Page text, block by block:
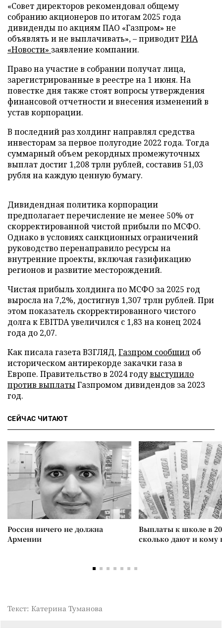
«Совет директоров рекомендовал общему
собранию акционеров по итогам 2025 года
дивиденды по акциям ПАО «Газпром» не
объявлять и не выплачивать», – приводитРИА
«Новости» заявление компании.
Право на участие в собрании получат лица,
зарегистрированные в реестре на 1 июня. На
повестке дня также стоят вопросы утверждения
финансовой отчетности и внесения изменений в
устав корпорации.
В последний раз холдинг направлял средства
инвесторам за первое полугодие 2022 года. Тогда
суммарный объем рекордных промежуточных
выплат достиг 1,208 трлн рублей, составив 51,03
рубля на каждую ценную бумагу.
Дивидендная политика корпорации
предполагает перечисление не менее 50% от
скорректированной чистой прибыли по МСФО.
Однако в условиях санкционных ограничений
руководство перенаправило ресурсы на
внутренние проекты, включая газификацию
регионов и развитие месторождений.
Чистая прибыль холдинга по МСФО за 2025 год
выросла на 7,2%, достигнув 1,307 трлн рублей. При
этом показатель скорректированного чистого
долга к EBITDA увеличился с 1,83 на конец 2024
года до 2,07.
Как писала газета ВЗГЛЯД,Газпром сообщил об
историческом антирекорде закачки газа в
Европе. Правительство в 2024 годувыступило
против выплатыГазпромом дивидендов за 2023
год.
СЕЙЧАС ЧИТАЮТ
Россия ничего не должна
Армении
Выплаты к школе в
сколько дают и
Текст: Катерина Туманова